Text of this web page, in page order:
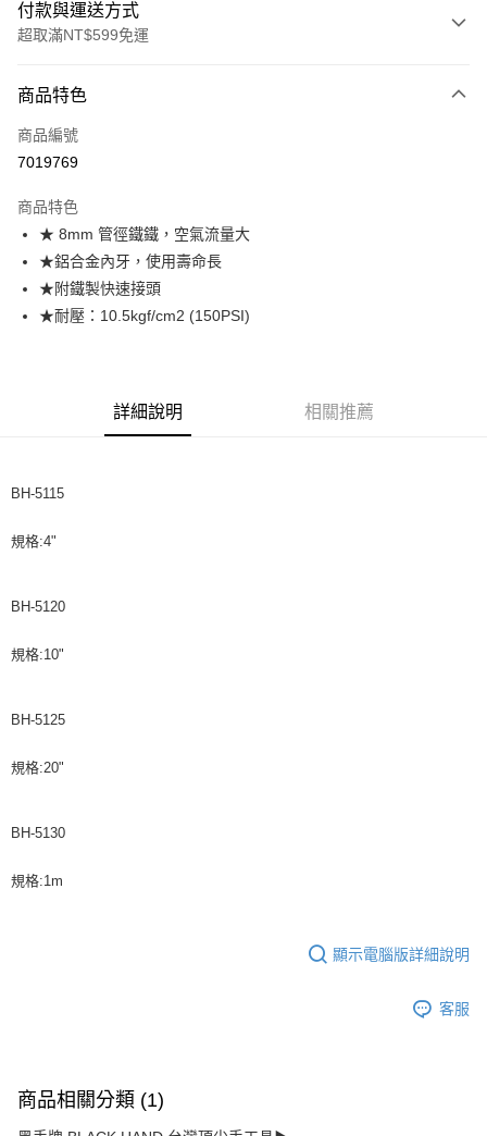
付款與運送方式
超取滿NT$599免運
信用卡一次付款
超商取貨付款
運送方式
全家取貨付款
每筆NT$60，滿NT$599(含以上)免運費
付款後7-11取貨
商品特色
商品編號
7019769
商品特色
★ 8mm 管徑鐵鐵，空氣流量大
★鋁合金內牙，使用壽命長
★附鐵製快速接頭
★耐壓：10.5kgf/cm2 (150PSI)
詳細說明 相關推薦
BH-5115
規格:4"
BH-5120
規格:10"
BH-5125
規格:20"
BH-5130
規格:1m
顯示電腦版詳細說明
客服
商品相關分類 (1)